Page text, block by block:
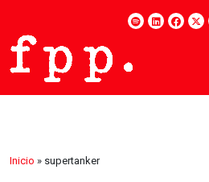
Inicio » supertanker